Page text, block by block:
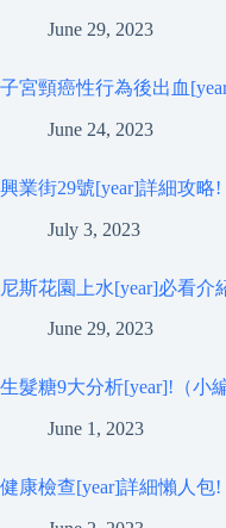
June 29, 2023
子宮頸癌性行為後出血
June 24, 2023
興業街29號[year]詳細攻略!
July 3, 2023
尼斯花園上水[year]必看
June 29, 2023
生髮糖9大分析[year]!（小
June 1, 2023
健康檢查[year]詳細懶人包!